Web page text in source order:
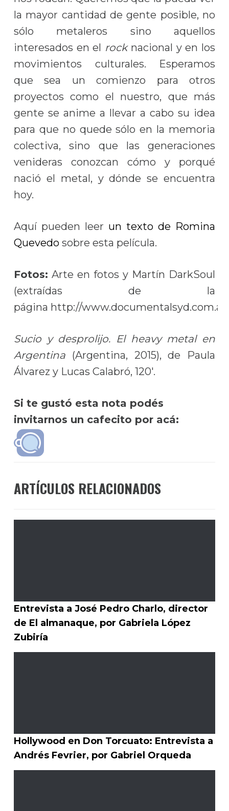
la mayor cantidad de gente posible, no
sólo metaleros sino aquellos
interesados en el rocknacional y en los
movimientos culturales. Esperamos
que sea un comienzo para otros
proyectos como el nuestro, que más
gente se anime a llevar a cabo su idea
para que no quede sólo en la memoria
colectiva, sino que las generaciones
venideras conozcan cómo y porqué
nació el metal, y dónde se encuentra
hoy.
Aquí pueden leer un texto de Romina
Quevedosobre esta película.
Fotos: Arte en fotos y Martín DarkSoul
(extraídas de la
página http://
Sucio y desprolijo. El heavy metal en
Argentina(Argentina, 2015), de Paula
Álvarez y Lucas Calabró, 120′.
Si te gustó esta nota podés
invitarnos un cafecito por acá:
ARTÍCULOS RELACIONADOS
Entrevista a José Pedro Charlo, director
de El almanaque, por Gabriela López
Zubiría
Hollywood en Don Torcuato: Entrevista a
Andrés Fevrier, por Gabriel Orqueda